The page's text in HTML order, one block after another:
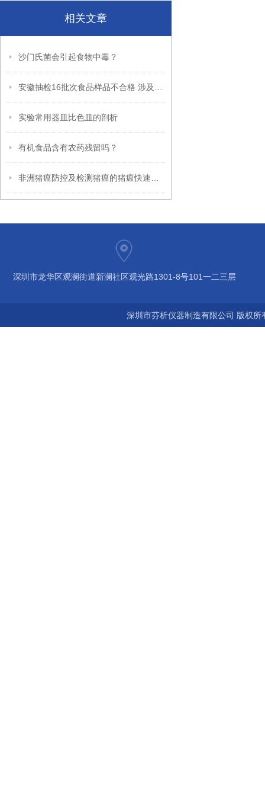
相关文章
沙门氏菌会引起食物中毒？
实验常用器皿比色皿的剖析
有机食品含有农药残留吗？
深圳市龙华区观澜街道新澜社区观光路1301-8号101一二三层
深圳市芬析仪器制造有限公司 版权